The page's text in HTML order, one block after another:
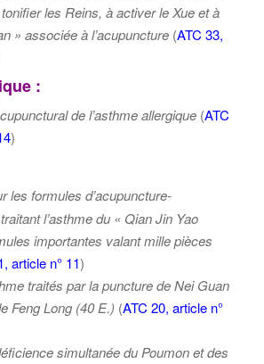
les Reins, à activer le Xue et à
» associée à l’acupuncture (ATC 33,
:
de l’asthme allergique (ATC
)
les formules d’acupuncture-
l’asthme du « Qian Jin Yao
importantes valant mille pièces
article n° 11)
traités par la puncture de Nei Guan
Feng Long (40 E.) (ATC 20, article n°
simultanée du Poumon et des